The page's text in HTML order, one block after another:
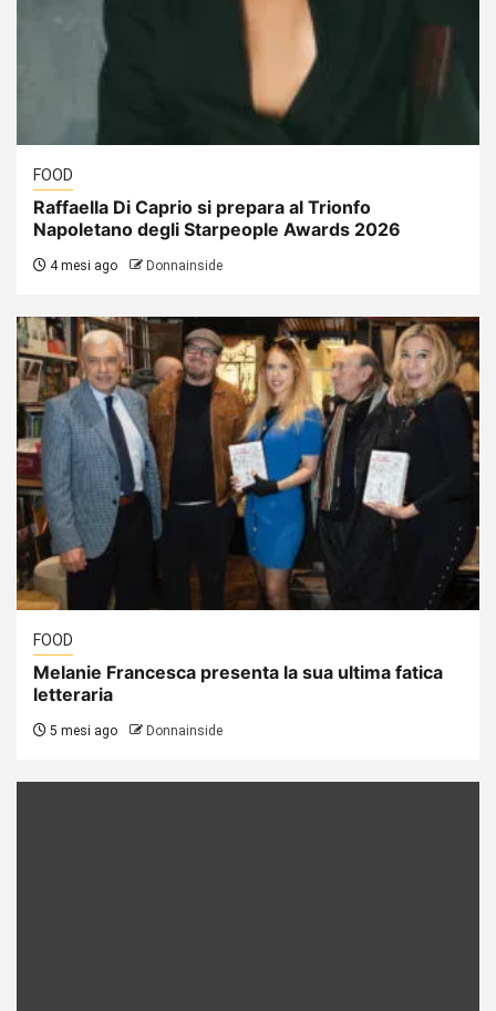
FOOD
Raffaella Di Caprio si prepara al Trionfo
Napoletano degli Starpeople Awards 2026
4 mesi ago Donnainside
FOOD
Melanie Francesca presenta la sua ultima fatica
letteraria
5 mesi ago Donnainside